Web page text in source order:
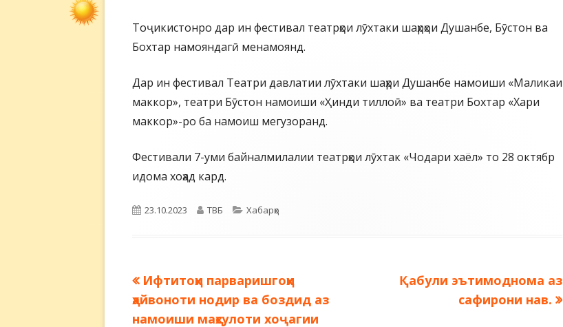
Тоҷикистонро дар ин фестивал театрҳои лӯхтаки шаҳрҳои Душанбе, Бӯстон ва
Бохтар намояндагӣ менамоянд.
Дар ин фестивал Театри давлатии лӯхтаки шаҳри Душанбе намоиши «Маликаи
маккор», театри Бӯстон намоиши «Ҳинди тиллоӣ» ва театри Бохтар «Хари
маккор»-ро ба намоиш мегузоранд.
Фестивали 7-уми байналмилалии театрҳои лӯхтак «Чодари хаёл» то 28 октябр
идома хоҳад кард.
Опубликовано
23.10.2023 Автор
ТВБ Рубрики
Хабарҳо
Навигация
по
Предыдущая
запись:
Ифтитоҳи парваришгоҳи
ҳайвоноти нодир ва боздид аз
намоиши маҳсулоти хоҷагии
Следующая
Қабули эътимоднома аз
сафирони нав.